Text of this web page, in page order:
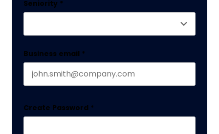
Seniority *
Business email *
Create Password *